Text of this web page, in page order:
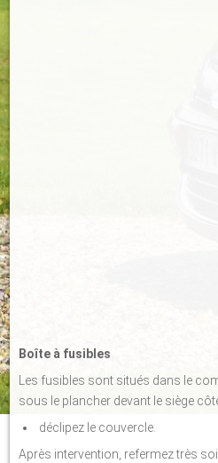
Boîte à fusibles
Les fusibles sont situés dans le
sous le plancher devant le siège
déclipez le couvercle.
Après intervention, refermez très